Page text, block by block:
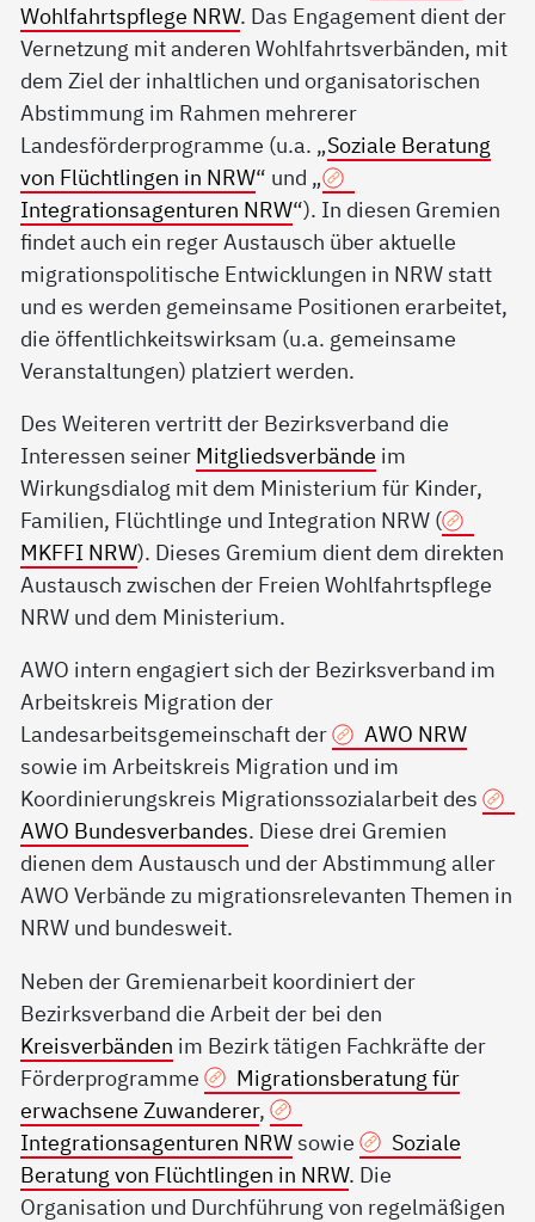
Wohlfahrtspflege NRW. Das Engagement dient der
Vernetzung mit anderen Wohlfahrtsverbänden, mit
dem Ziel der inhaltlichen und organisatorischen
Abstimmung im Rahmen mehrerer
Landesförderprogramme (u.a. „Soziale Beratung
von Flüchtlingen in NRW“ und „
Integrationsagenturen NRW“). In diesen Gremien
findet auch ein reger Austausch über aktuelle
migrationspolitische Entwicklungen in NRW statt
und es werden gemeinsame Positionen erarbeitet,
die öffentlichkeitswirksam (u.a. gemeinsame
Veranstaltungen) platziert werden.
Des Weiteren vertritt der Bezirksverband die
Interessen seiner Mitgliedsverbände im
Wirkungsdialog mit dem Ministerium für Kinder,
Familien, Flüchtlinge und Integration NRW (
MKFFI NRW). Dieses Gremium dient dem direkten
Austausch zwischen der Freien Wohlfahrtspflege
NRW und dem Ministerium.
AWO intern engagiert sich der Bezirksverband im
Arbeitskreis Migration der
Landesarbeitsgemeinschaft der
AWO NRW
sowie im Arbeitskreis Migration und im
Koordinierungskreis Migrationssozialarbeit des
AWO Bundesverbandes. Diese drei Gremien
dienen dem Austausch und der Abstimmung aller
AWO Verbände zu migrationsrelevanten Themen in
NRW und bundesweit.
Neben der Gremienarbeit koordiniert der
Bezirksverband die Arbeit der bei den
Kreisverbänden im Bezirk tätigen Fachkräfte der
Förderprogramme
Migrationsberatung für
erwachsene Zuwanderer,
Integrationsagenturen NRWsowie
Soziale
Beratung von Flüchtlingen in NRW. Die
Organisation und Durchführung von regelmäßigen